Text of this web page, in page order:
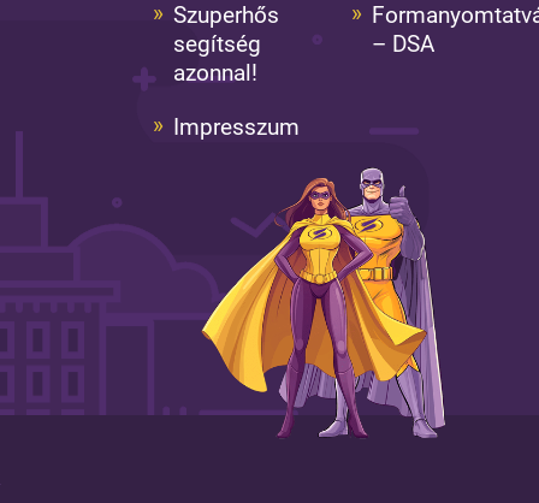
Szuperhős
segítség
azonnal!
– DSA
Impresszum